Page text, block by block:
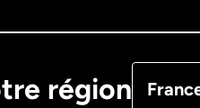
région